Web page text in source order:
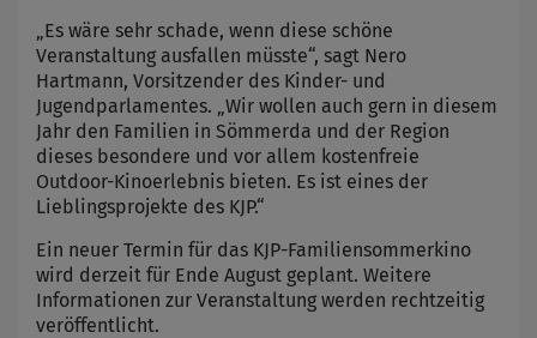
„Es wäre sehr schade, wenn diese schöne
Veranstaltung ausfallen müsste“, sagt Nero
Hartmann, Vorsitzender des Kinder- und
Jugendparlamentes. „Wir wollen auch gern in diesem
Jahr den Familien in Sömmerda und der Region
dieses besondere und vor allem kostenfreie
Outdoor-Kinoerlebnis bieten. Es ist eines der
Lieblingsprojekte des KJP.“
Ein neuer Termin für das KJP-Familiensommerkino
wird derzeit für Ende August geplant. Weitere
Informationen zur Veranstaltung werden rechtzeitig
veröffentlicht.